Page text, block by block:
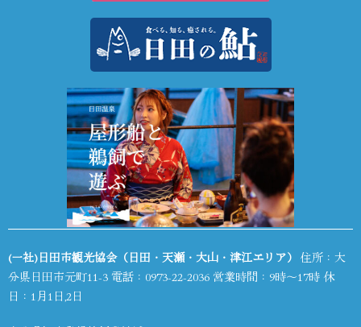
(一社)日田市観光協会（日田・天瀬・大山・津江エリア） 住所：大
分県日田市元町11-3 電話： 0973-22-2036 営業時間：9時～17時 休
日：1月1日,2日